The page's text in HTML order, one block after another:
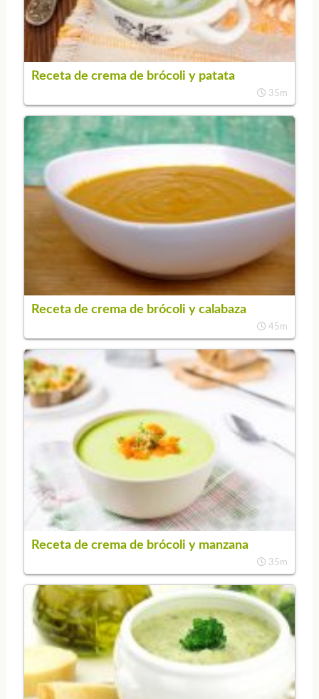
Receta de crema de brócoli y patata
35m
Receta de crema de brócoli y calabaza
45m
Receta de crema de brócoli y manzana
35m